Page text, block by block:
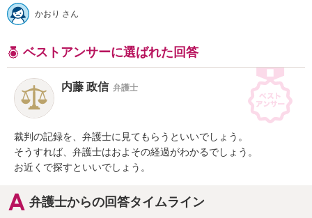
かおり さん
ベストアンサーに選ばれた回答
内藤 政信 弁護士
裁判の記録を、弁護士に見てもらうといいでしょう。
そうすれば、弁護士はおよその経過がわかるでしょう。
お近くで探すといいでしょう。
弁護士からの回答タイムライン